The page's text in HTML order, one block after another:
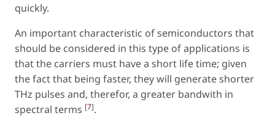
quickly.
An important characteristic of semiconductors that
should be considered in this type of applications is
that the carriers must have a short life time; given
the fact that being faster, they will generate shorter
THz pulses and, therefor, a greater bandwith in
spectral terms [7].